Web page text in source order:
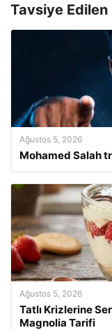
Tavsiye
Ağustos 5, 2026
Mohamed Salah
Ağustos 5, 2026
Tatlı Krizlerine
Magnolia Tarifi